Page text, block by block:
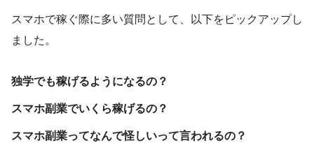
スマホで稼ぐ際に多い質問として、以下をピックアップし
ました。
独学でも稼げるようになるの？
スマホ副業でいくら稼げるの？
スマホ副業ってなんで怪しいって言われるの？